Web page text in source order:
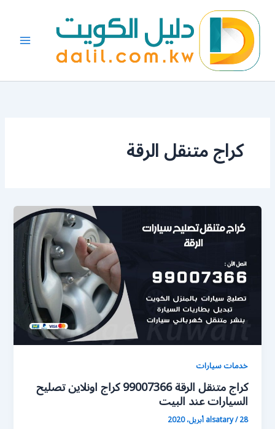
المحتوى
كراج متنقل الرقة
خدمات سيارات
كراج متنقل الرقة 99007366 كراج اونلاين تصليح
السيارات عند البيت
alsatary/28 أبريل، 2020